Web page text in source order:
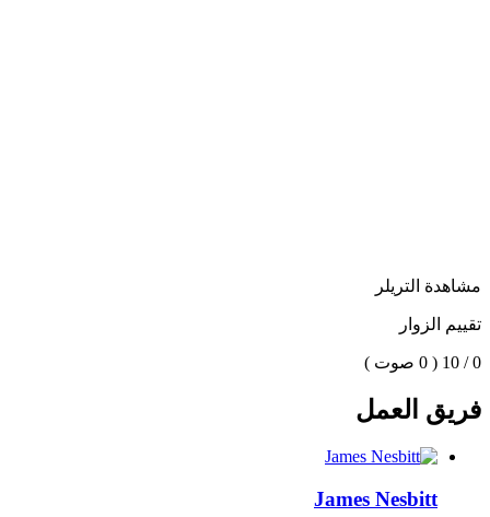
مشاهدة التريلر
تقييم الزوار
0 / 10 ( 0 صوت )
فريق العمل
James Nesbitt